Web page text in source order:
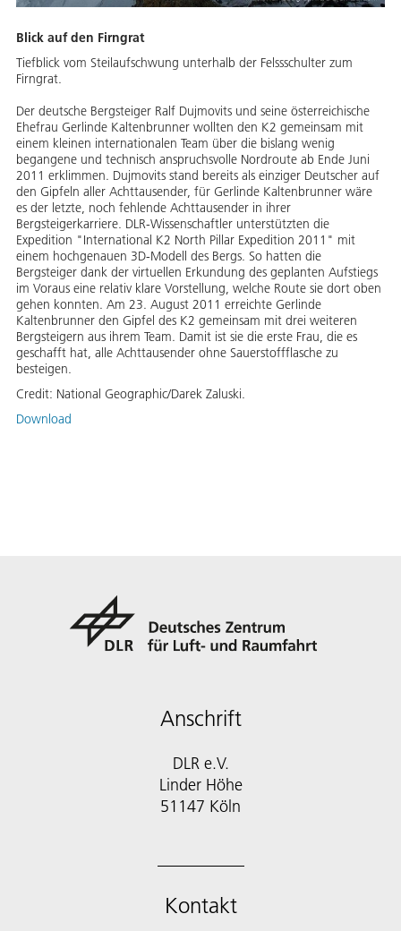
Blick auf den Firngrat
Tiefblick vom Steilaufschwung unterhalb der Felssschulter zum
Firngrat.
Der deutsche Bergsteiger Ralf Dujmovits und seine österreichische
Ehefrau Gerlinde Kaltenbrunner wollten den K2 gemeinsam mit
einem kleinen internationalen Team über die bislang wenig
begangene und technisch anspruchsvolle Nordroute ab Ende Juni
2011 erklimmen. Dujmovits stand bereits als einziger Deutscher auf
den Gipfeln aller Achttausender, für Gerlinde Kaltenbrunner wäre
es der letzte, noch fehlende Achttausender in ihrer
Bergsteigerkarriere. DLR-Wissenschaftler unterstützten die
Expedition "International K2 North Pillar Expedition 2011" mit
einem hochgenauen 3D-Modell des Bergs. So hatten die
Bergsteiger dank der virtuellen Erkundung des geplanten Aufstiegs
im Voraus eine relativ klare Vorstellung, welche Route sie dort oben
gehen konnten. Am 23. August 2011 erreichte Gerlinde
Kaltenbrunner den Gipfel des K2 gemeinsam mit drei weiteren
Bergsteigern aus ihrem Team. Damit ist sie die erste Frau, die es
geschafft hat, alle Achttausender ohne Sauerstoffflasche zu
besteigen.
Credit: National Geographic/Darek Zaluski.
Download
Anschrift
DLR e.V.
Linder Höhe
51147 Köln
Kontakt